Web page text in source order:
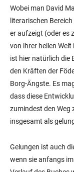
Wobei man David
literarischen
er aufzeigt (oder es
von ihrer heilen
ist hier natürlich die
den Kräften der
Borg-Ängste. Es
dass diese
zumindest den Weg
insgesamt als
Gelungen ist auch
wenn sie anfangs